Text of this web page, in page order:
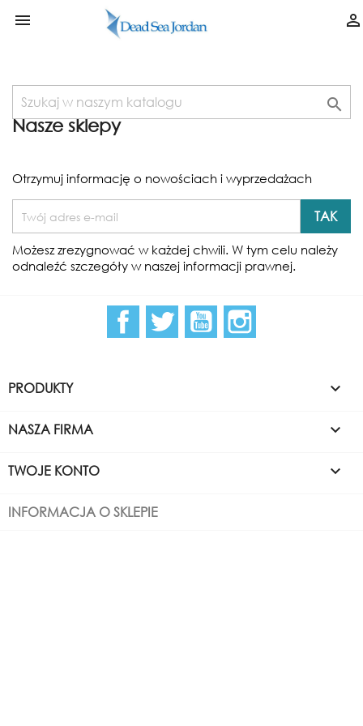
 

Nasze sklepy
Otrzymuj informację o nowościach i wyprzedażach
Możesz zrezygnować w każdej chwili. W tym celu należy
odnaleźć szczegóły w naszej informacji prawnej.
Facebook
Twitter YouTube
PRODUKTY 
NASZA FIRMA 
TWOJE KONTO 
INFORMACJA O SKLEPIE